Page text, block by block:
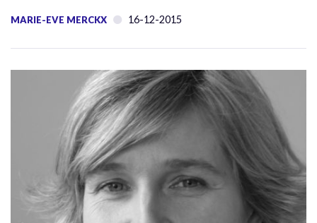
MARIE-EVE MERCKX 16-12-2015